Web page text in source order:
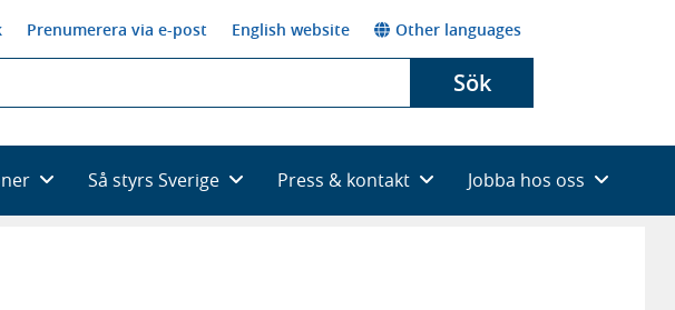
Prenumerera via e-post English website Other languages
Sök
Så styrs Sverige Press & kontakt Jobba hos oss